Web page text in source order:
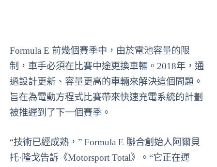
Formula E 前幾個賽季中，由於電池容量的限
制，車手必須在比賽中途更換車輛。2018年，通
過設計更新、容量更高的車輛來解決這個問題。
旨在為電動方程式比賽帶來快速充電系統的計劃
被推遲到了下一個賽季。
“技術已經成熟，” Formula E 聯合創始人阿爾貝
托·隆戈告訴《Motorsport Total》。“它正在運